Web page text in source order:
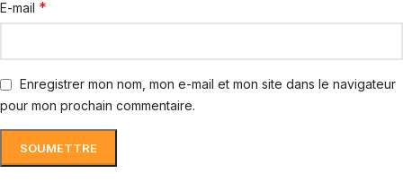
E-mail *
Enregistrer mon nom, mon e-mail et mon site dans le navigateur
pour mon prochain commentaire.